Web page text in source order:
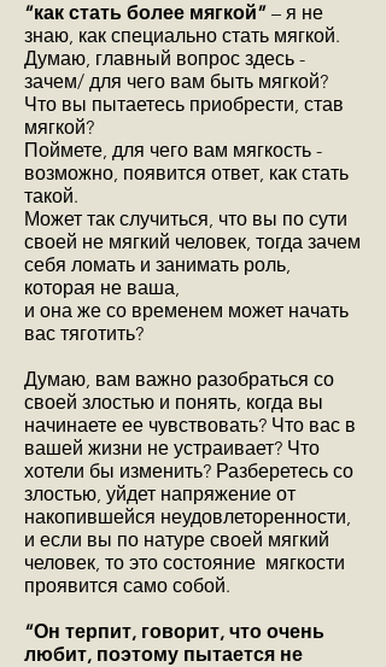
“как стать более мягкой” – я не
знаю, как специально стать мягкой.
Думаю, главный вопрос здесь -
зачем/ для чего вам быть мягкой?
Что вы пытаетесь приобрести, став
мягкой?
Поймете, для чего вам мягкость -
возможно, появится ответ, как стать
такой.
Может так случиться, что вы по сути
своей не мягкий человек, тогда зачем
себя ломать и занимать роль,
которая не ваша,
и она же со временем может начать
вас тяготить?
Думаю, вам важно разобраться со
своей злостью и понять, когда вы
начинаете ее чувствовать? Что вас в
вашей жизни не устраивает? Что
хотели бы изменить? Разберетесь со
злостью, уйдет напряжение от
накопившейся неудовлеторенности,
и если вы по натуре своей мягкий
человек, то это состояние мягкости
проявится само собой.
“Он терпит, говорит, что очень
любит, поэтому пытается не